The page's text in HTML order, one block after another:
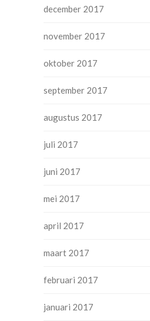
december 2017
november 2017
oktober 2017
september 2017
augustus 2017
juli 2017
juni 2017
mei 2017
april 2017
maart 2017
februari 2017
januari 2017